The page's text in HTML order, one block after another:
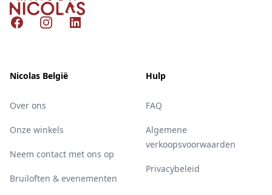
FacebookInstagramLinkedIn
Nicolas België
Over ons
Onze winkels
Neem contact met ons op
Bruiloften & evenementen
Hulp
FAQ
Algemene
verkoopsvoorwaarden
Privacybeleid